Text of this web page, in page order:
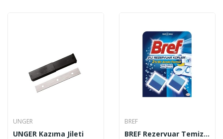
UNGER
UNGER Kazıma Jileti
BREF
BREF Rezervuar Temizlik Küpü 2’li